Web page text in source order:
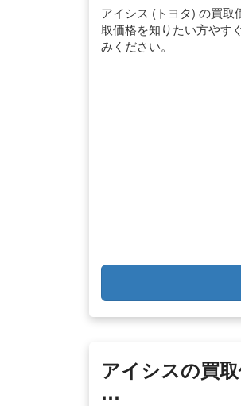
アイシス (トヨタ) の買取
取価格を知りたい方やす
みください。
アイシスの買
…